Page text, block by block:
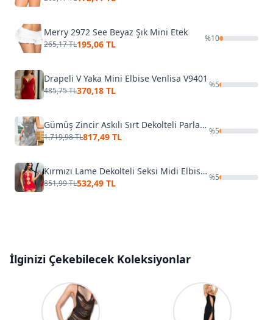
Merry 2972 See Beyaz Şık Mini Etek
265,17 TL195,06 TL
%10
Drapeli V Yaka Mini Elbise Venlisa V9401
485,75 TL370,18 TL
%5
Gümüş Zincir Askılı Sırt Dekolteli Parlak Midi Elbise Pink Night 1108
1.719,98 TL817,49 TL
%5
Kırmızı Lame Dekolteli Seksi Midi Elbise Jesica Bella JB-15012
851,99 TL532,49 TL
%5
İlginizi Çekebilecek Koleksiyonlar